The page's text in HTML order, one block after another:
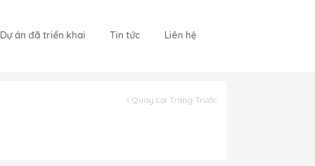
Dự án đã triển khai Tin tức Liên hệ
Quay Lại Trang Trước